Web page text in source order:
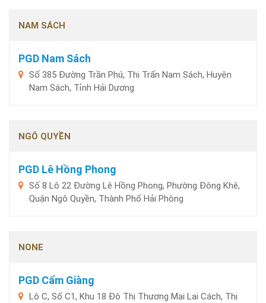
NAM SÁCH
PGD Nam Sách
Số 385 Đường Trần Phú, Thị Trấn Nam Sách, Huyện
Nam Sách, Tỉnh Hải Dương
NGÔ QUYỀN
PGD Lê Hồng Phong
Số 8 Lô 22 Đường Lê Hồng Phong, Phường Đông Khê,
Quận Ngô Quyền, Thành Phố Hải Phòng
NONE
PGD Cẩm Giàng
Lô C, Số C1, Khu 18 Đô Thị Thương Mại Lai Cách, Thị